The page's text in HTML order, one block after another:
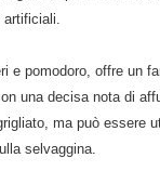
artificiali.
e pomodoro, offre un
una decisa nota di
ma può essere
selvaggina.